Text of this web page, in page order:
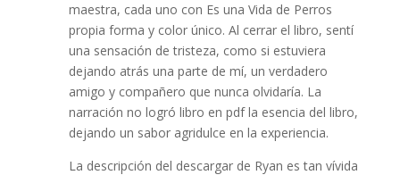
maestra, cada uno con Es una Vida de Perros
propia forma y color único. Al cerrar el libro, sentí
una sensación de tristeza, como si estuviera
dejando atrás una parte de mí, un verdadero
amigo y compañero que nunca olvidaría. La
narración no logró libro en pdf la esencia del libro,
dejando un sabor agridulce en la experiencia.
La descripción del descargar de Ryan es tan vívida